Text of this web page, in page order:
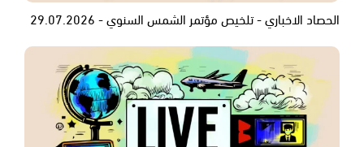
الحصاد الاخباري - تلخيص مؤتمر الشمس السنوي - 29.07.2026